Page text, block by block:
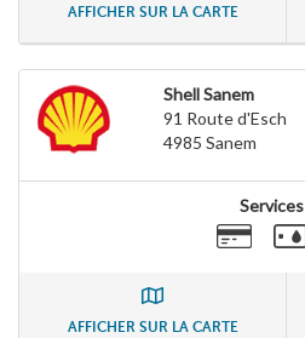
AFFICHER SUR LA CARTE
Shell Sanem
91 Route d'Esch
4985 Sanem
Services
AFFICHER SUR LA CARTE